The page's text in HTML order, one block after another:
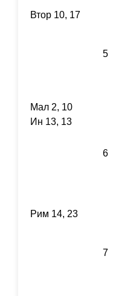
Втор 10, 17
5
Мал 2, 10
Ин 13, 13
6
Рим 14, 23
7